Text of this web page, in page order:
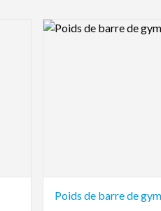
Logo Preview Image
Poids de barre de gym